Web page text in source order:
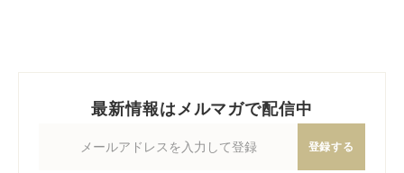
最新情報はメルマガで配信中
登録する